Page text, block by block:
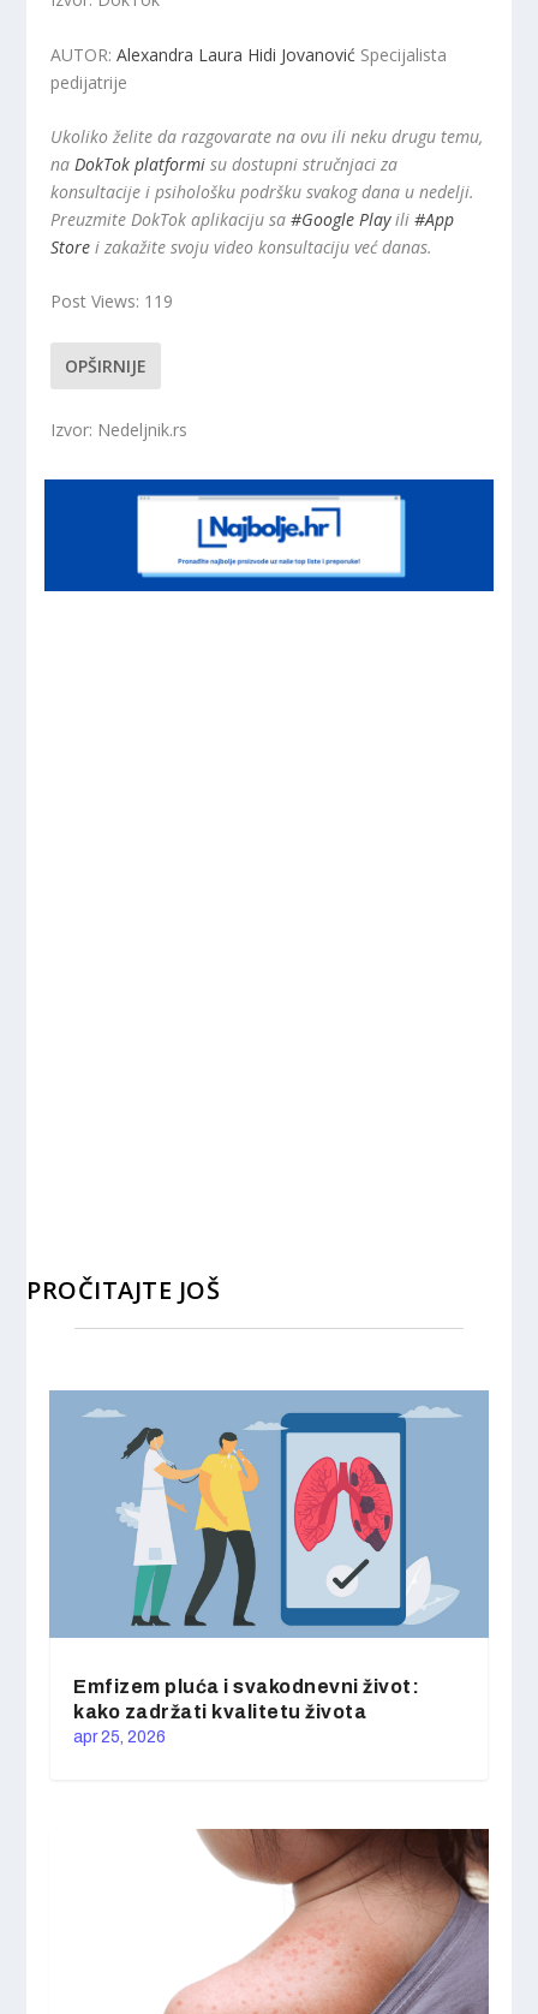
AUTOR:Alexandra Laura Hidi Jovanović Specijalista
pedijatrije
Ukoliko želite da razgovarate na ovu ili neku drugu temu,
naDokTok platformi su dostupni stručnjaci za
konsultacije i psihološku podršku svakog dana u nedelji.
Preuzmite DokTok aplikaciju sa#Google Playili#App
Store i zakažite svoju video konsultaciju već danas.
Post Views: 119
OPŠIRNIJE
Izvor: Nedeljnik.rs
PROČITAJTE JOŠ
Emfizem pluća i svakodnevni život:
kako zadržati kvalitetu života
apr 25, 2026